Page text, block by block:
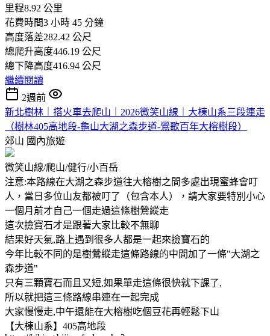
里程8.92 公里
花費時間3 小時 45 分鐘
高度落差282.42 公尺
總爬升高度446.19 公尺
總下降高度416.94 公尺
繼續閱讀
2週前
新北樹林｜搭火車去爬山｜2026微笑山線｜大棟山系三段連走
（樹林405高地段-龜山大湖之森步道-鶯歌百年大榕樹段）
郊山 國內旅遊
微笑山線/爬山/健行/小百岳
注意:本路線在大湖之森步道往大榕樹之間多處出現蜜蜂會叮
人，當日多位山友都被叮了（包含本人），請大家要特別小心
一個月前才自己一個走過這條樹鶯縱走
這次撿寶石才是跟著大家比較不無聊
結果好天氣,路上遇到很多人都是一起來撿寶石的
今年比較不同的是樹鶯縱走這條路線的中間加了一條"大湖之
森步道"
只有三顆寶石而且又短,如果單走這條很快就下課了,
所以就把這三條路線串連在一起完成
大家慢慢走,中午還能在大榕樹吃個豆花再輕鬆下山
【大棟山系】405高地段